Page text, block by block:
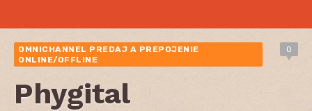
OMNICHANNEL PREDAJ A PREPOJENIE
ONLINE/OFFLINE
0
Phygital